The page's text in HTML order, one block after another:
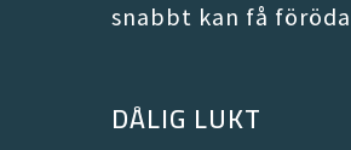
snabbt kan få
DÅLIG LUKT